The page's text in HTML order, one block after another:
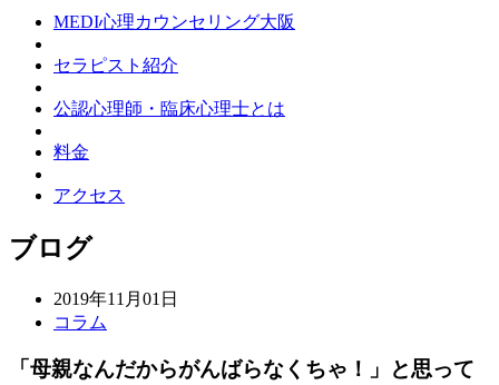
MEDI心理カウンセリング大阪
セラピスト紹介
公認心理師・臨床心理士とは
料金
アクセス
ブログ
2019年11月01日
コラム
「母親なんだからがんばらなくちゃ！」と思って